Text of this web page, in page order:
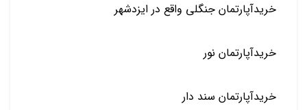
خریدآپارتمان جنگلی واقع در ایزدشهر
خریدآپارتمان نور
خریدآپارتمان سند دار